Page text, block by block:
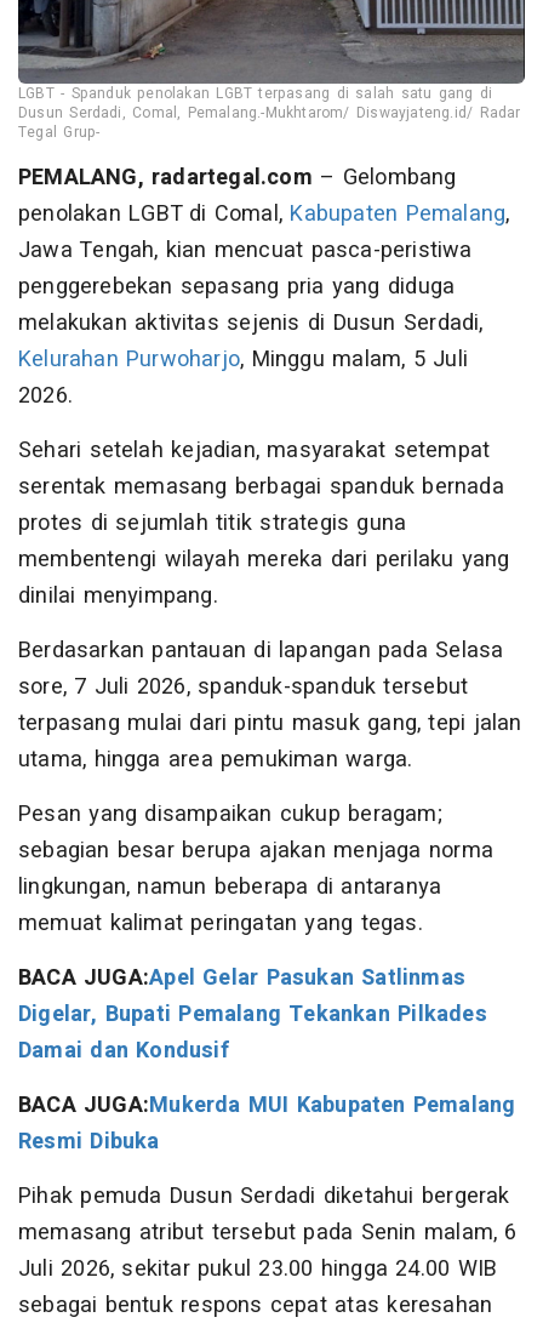
LGBT - Spanduk penolakan LGBT terpasang di salah satu gang di
Dusun Serdadi, Comal, Pemalang.-Mukhtarom/ Diswayjateng.id/ Radar
Tegal Grup-
PEMALANG, radartegal.com – Gelombang
penolakan LGBT di Comal, Kabupaten Pemalang,
Jawa Tengah, kian mencuat pasca-peristiwa
penggerebekan sepasang pria yang diduga
melakukan aktivitas sejenis di Dusun Serdadi,
Kelurahan Purwoharjo, Minggu malam, 5 Juli
2026.
Sehari setelah kejadian, masyarakat setempat
serentak memasang berbagai spanduk bernada
protes di sejumlah titik strategis guna
membentengi wilayah mereka dari perilaku yang
dinilai menyimpang.
Berdasarkan pantauan di lapangan pada Selasa
sore, 7 Juli 2026, spanduk-spanduk tersebut
terpasang mulai dari pintu masuk gang, tepi jalan
utama, hingga area pemukiman warga.
Pesan yang disampaikan cukup beragam;
sebagian besar berupa ajakan menjaga norma
lingkungan, namun beberapa di antaranya
memuat kalimat peringatan yang tegas.
BACA JUGA:Apel Gelar Pasukan Satlinmas
Digelar, Bupati Pemalang Tekankan Pilkades
Damai dan Kondusif
BACA JUGA:Mukerda MUI Kabupaten Pemalang
Resmi Dibuka
Pihak pemuda Dusun Serdadi diketahui bergerak
memasang atribut tersebut pada Senin malam, 6
Juli 2026, sekitar pukul 23.00 hingga 24.00 WIB
sebagai bentuk respons cepat atas keresahan